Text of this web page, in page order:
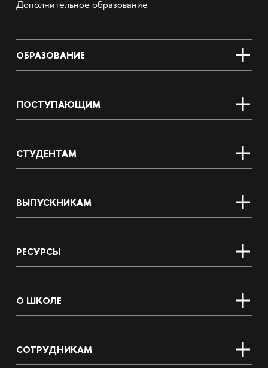
Дополнительное образование
ОБРАЗОВАНИЕ
ПОСТУПАЮЩИМ
СТУДЕНТАМ
ВЫПУСКНИКАМ
РЕСУРСЫ
О ШКОЛЕ
СОТРУДНИКАМ